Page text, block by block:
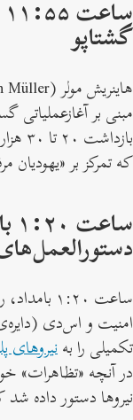
گشتاپو
هاینریش مولر (Heinrich Müller)، رئیس
مبنی بر آغازعملیاتی
که تمرکز بر «یهودیان
ساعت
امنیت و اس‌دی
تکمیلی را بهنیروهای
در آنچه «تظاهرات»
نیروها دستور داده